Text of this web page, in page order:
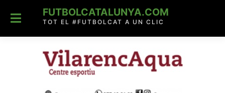
content
FUTBOLCATALUNYA.COM
TOT EL #FUTBOLCAT A UN CLIC